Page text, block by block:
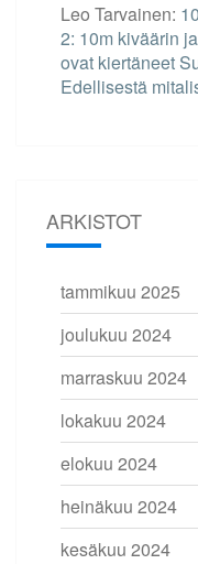
Leo Tarvainen:
2: 10m kiväärin
ovat kiertäneet
Edellisestä
ARKISTOT
tammikuu 2025
joulukuu 2024
marraskuu 2024
lokakuu 2024
elokuu 2024
heinäkuu 2024
kesäkuu 2024